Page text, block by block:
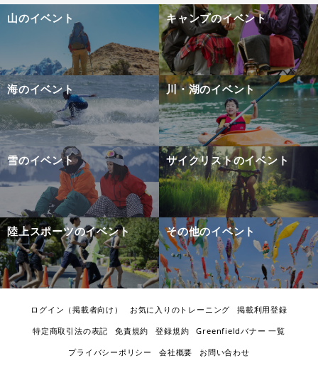
山のイベント キャンプのイベント
海のイベント 川・湖のイベント
雪のイベント サイクリストのイベント
陸上スポーツのイベント その他のイベント
ログイン（掲載者向け） お気に入りのトレーニング
掲載利用登録
特定商取引法の表記
免責規約 登録規約
Greenfieldバナー 一覧
プライバシーポリシー
会社概要 お問い合わせ